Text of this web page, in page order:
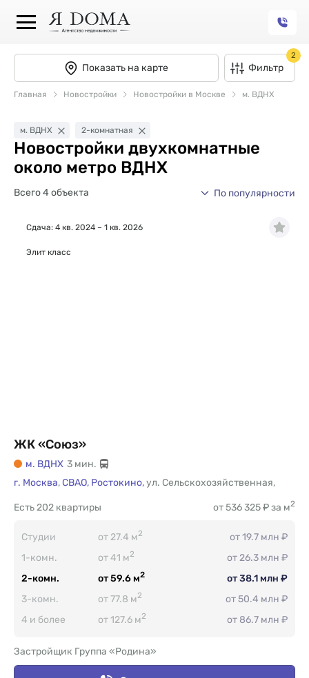
Показать на карте Фильтр
2
Главная Новостройки Новостройки в Москве м. ВДНХ
м. ВДНХ 2-комнатная
Новостройки двухкомнатные
около метро ВДНХ
Всего 4 объекта По популярности
ЖК «Союз»
м. ВДНХ 3 мин.
г. Москва,СВАО, Ростокино,ул. Сельскохозяйственная,
202 квартиры
Есть от 536 325 ₽ за м2
Студии от 27.4 м2
от 19.7 млн ₽
1-комн.
от 41 м2
от 26.3 млн ₽
2-комн.
от 59.6 м2
от 38.1 млн ₽
3-комн.
от 77.8 м2
от 50.4 млн ₽
4 и более
от 127.6 м2 от 86.7 млн ₽
Застройщик Группа «Родина»
Сдача: 4 кв. 2024 – 1 кв. 2026
Элит класс